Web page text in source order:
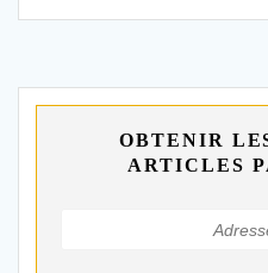
OBTENIR
ARTICLES